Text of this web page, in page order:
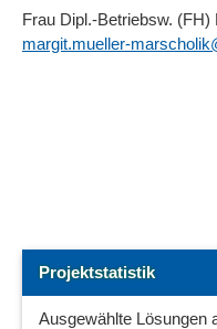
Frau Dipl.-Betriebsw.
margit.mueller-
Projektstatistik
Ausgewählte Lösungen